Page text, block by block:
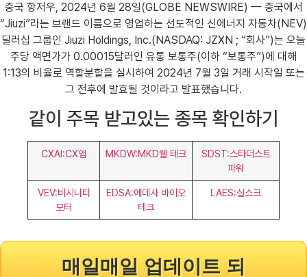
중국 항저우, 2024년 6월 28일(GLOBE NEWSWIRE) — 중국에서
“Jiuzi”라는 브랜드 이름으로 영업하는 선도적인 신에너지 자동차(NEV)
딜러십 그룹인 Jiuzi Holdings, Inc.(NASDAQ: JZXN ; “회사”)는 오늘
주당 액면가가 0.00015달러인 유통 보통주(이하 “보통주”)에 대해
1:13의 비율로 역할분할을 실시하여 2024년 7월 3일 거래 시작일 또는
그 전후에 발효될 것이라고 발표했습니다.
같이 주목 받고있는 종목 확인하기
CXAI:CX앱 MKDW:MKD웰 테크
SDST:스타더스트
파워
VEV:비시니티
모터
EDSA:에데사 바이오
테크
LAES:실스크
매일매일 업데이트 되